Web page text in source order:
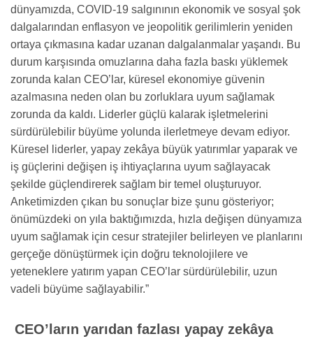
dünyamızda, COVID-19 salgınının ekonomik ve sosyal şok
dalgalarından enflasyon ve jeopolitik gerilimlerin yeniden
ortaya çıkmasına kadar uzanan dalgalanmalar yaşandı. Bu
durum karşısında omuzlarına daha fazla baskı yüklemek
zorunda kalan CEO’lar, küresel ekonomiye güvenin
azalmasına neden olan bu zorluklara uyum sağlamak
zorunda da kaldı. Liderler güçlü kalarak işletmelerini
sürdürülebilir büyüme yolunda ilerletmeye devam ediyor.
Küresel liderler, yapay zekâya büyük yatırımlar yaparak ve
iş güçlerini değişen iş ihtiyaçlarına uyum sağlayacak
şekilde güçlendirerek sağlam bir temel oluşturuyor.
Anketimizden çıkan bu sonuçlar bize şunu gösteriyor;
önümüzdeki on yıla baktığımızda, hızla değişen dünyamıza
uyum sağlamak için cesur stratejiler belirleyen ve planlarını
gerçeğe dönüştürmek için doğru teknolojilere ve
yeteneklere yatırım yapan CEO’lar sürdürülebilir, uzun
vadeli büyüme sağlayabilir.”
CEO’ların yarıdan fazlası yapay zekâya